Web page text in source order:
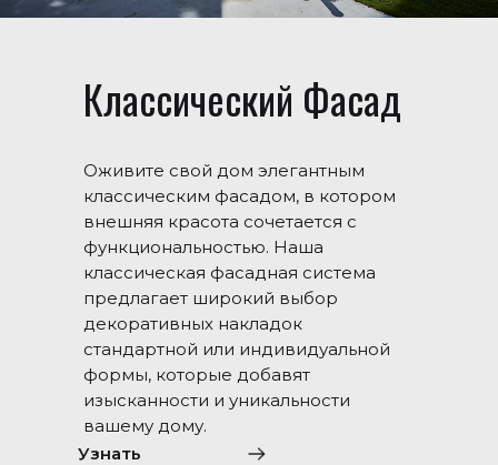
Узнать
Классический Фасад
Оживите свой дом элегантным
классическим фасадом, в котором
внешняя красота сочетается с
функциональностью. Наша
классическая фасадная система
предлагает широкий выбор
декоративных накладок
стандартной или индивидуальной
формы, которые добавят
изысканности и уникальности
вашему дому.